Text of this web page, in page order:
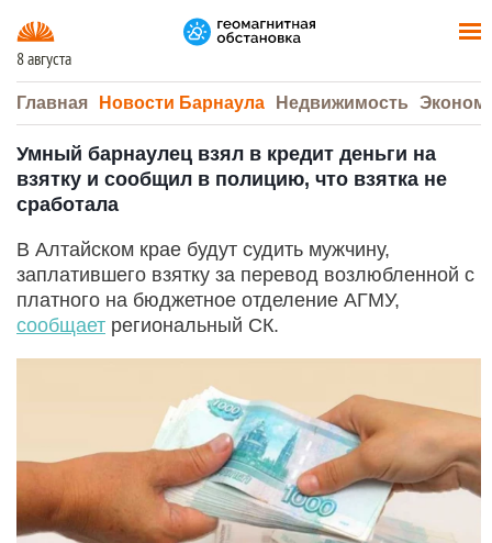
8 августа
Главная Новости Барнаула Недвижимость
Умный барнаулец взял в кредит деньги на
взятку и сообщил в полицию, что взятка не
сработала
В Алтайском крае будут судить мужчину,
заплатившего взятку за перевод возлюбленной с
платного на бюджетное отделение АГМУ,
сообщает региональный СК.